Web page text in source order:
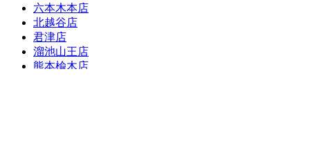
六本木本店
北越谷店
君津店
溜池山王店
熊本楡木店